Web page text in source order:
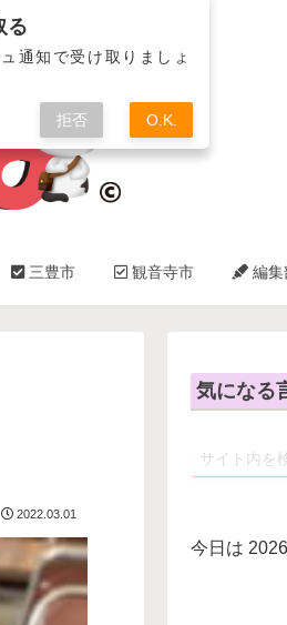
三豊市 観音寺市 編集
2022.03.01
気になる
今日は
る
通知で受け取りましょ
拒否 O.K.